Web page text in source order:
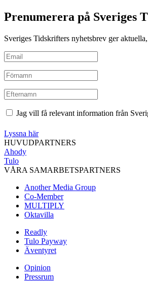
Prenumerera på Sveriges
Sveriges Tidskrifters nyhetsbrev ger
Jag vill få relevant information från
Lyssna här
HUVUDPARTNERS
Ahody
Tulo
VÅRA SAMARBETSPARTNERS
Another Media Group
Co-Member
MULTIPLY
Oktavilla
Readly
Tulo Payway
Äventyret
Opinion
Pressrum